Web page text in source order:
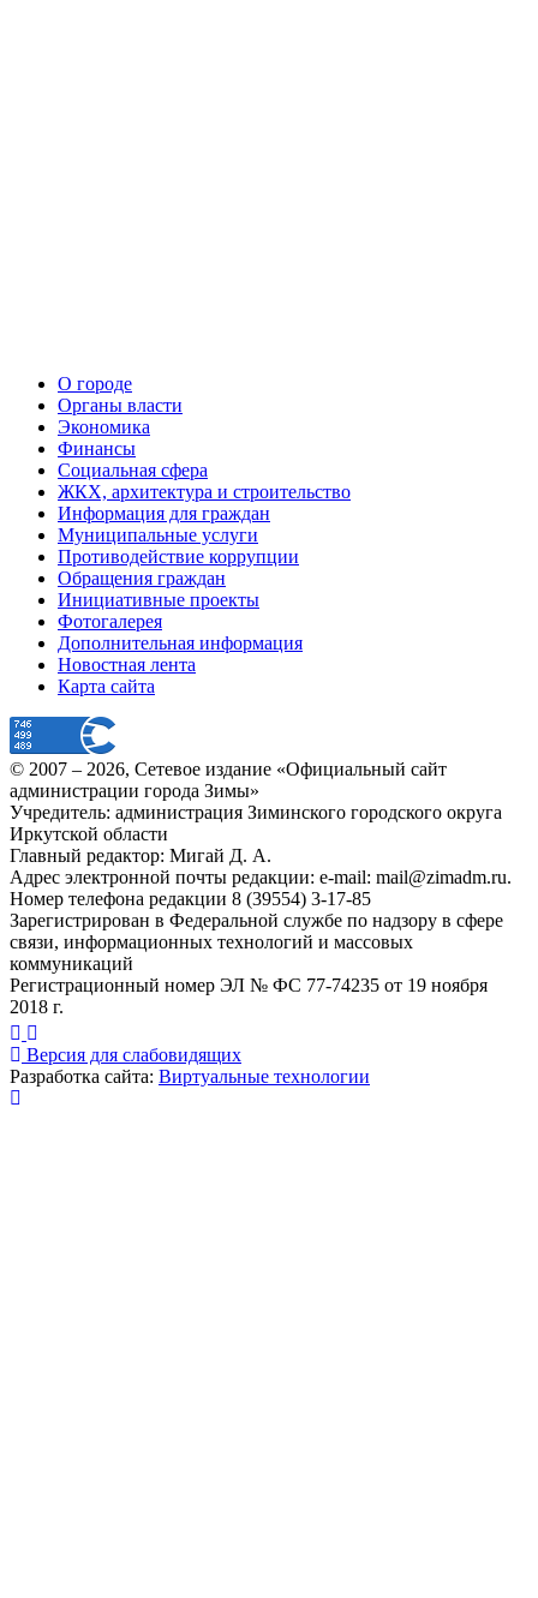
О городе
Органы власти
Экономика
Финансы
Социальная сфера
ЖКХ, архитектура и строительство
Информация для граждан
Муниципальные услуги
Противодействие коррупции
Обращения граждан
Инициативные проекты
Фотогалерея
Дополнительная информация
Новостная лента
Карта сайта
© 2007 – 2026, Сетевое издание «Официальный сайт
администрации города Зимы»
Учредитель: администрация Зиминского городского округа
Иркутской области
Главный редактор: Мигай Д. А.
Адрес электронной почты редакции: e-mail: mail@zimadm.ru.
Номер телефона редакции 8 (39554) 3-17-85
Зарегистрирован в Федеральной службе по надзору в сфере
связи, информационных технологий и массовых
коммуникаций
Регистрационный номер ЭЛ № ФС 77-74235 от 19 ноября
2018 г.
Версия для слабовидящих
Разработка сайта: Виртуальные технологии